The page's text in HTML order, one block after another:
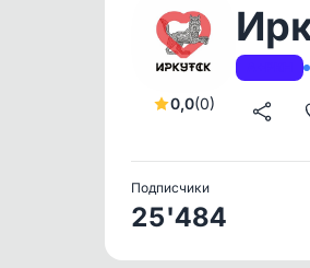
0,0(0)
Подписчики
25'484